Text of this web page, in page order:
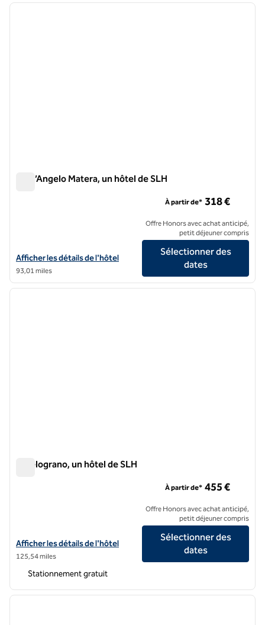
1 sur 5
Sant’Angelo Matera, un hôtel de SLH
Afficher les détails de l'hôtel Sant'Angelo Matera, un hôtel de SLH
Afficher les détails de l'hôtel
93,01 miles
À partir de* 318 €
Offre Honors avec achat anticipé,
petit déjeuner compris
Sélectionner des
dates
1/11
1 sur 11
Il Melograno, un hôtel de SLH
Afficher les détails de l'hôtel Il Melograno, un hôtel de SLH
Afficher les détails de l'hôtel
125,54 miles
À partir de* 455 €
Offre Honors avec achat anticipé,
petit déjeuner compris
Sélectionner des
dates
Stationnement gratuit
1 sur 12